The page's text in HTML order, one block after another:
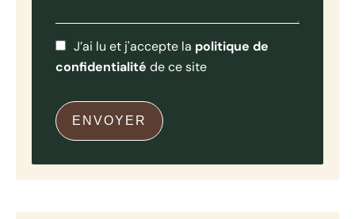
J’ai lu et j'accepte la politique de
confidentialité de ce site
ENVOYER